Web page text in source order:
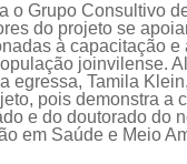
o Grupo Consultivo
do projeto se
à capacitação e
joinvilense.
egressa, Tamila
pois demonstra a
e do doutorado do
em Saúde e Meio